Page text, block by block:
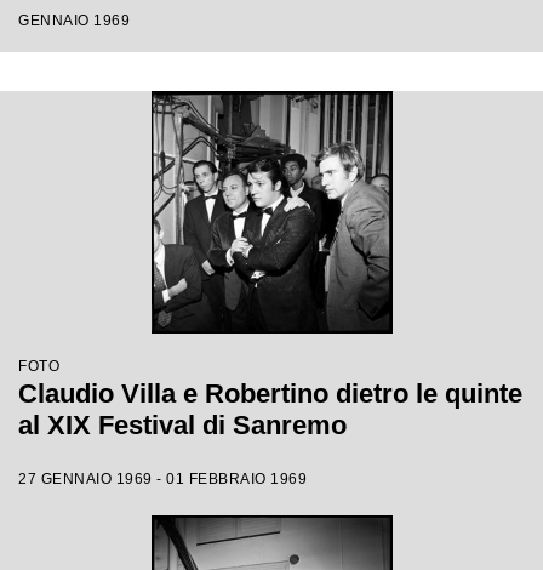
GENNAIO 1969
FOTO
Claudio Villa e Robertino dietro le quinte
al XIX Festival di Sanremo
27 GENNAIO 1969 - 01 FEBBRAIO 1969